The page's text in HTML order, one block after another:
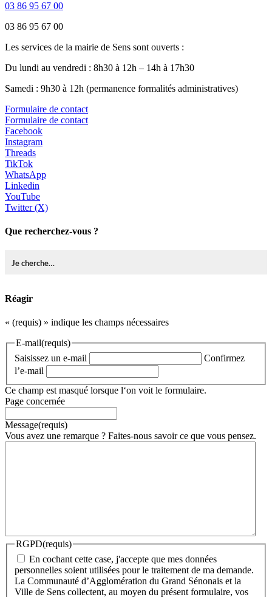
03 86 95 67 00
03 86 95 67 00
Les services de la mairie de Sens sont ouverts :
Du lundi au vendredi : 8h30 à 12h – 14h à 17h30
Samedi : 9h30 à 12h (permanence formalités administratives)
Formulaire de contact
Formulaire de contact
Facebook
Instagram
Threads
TikTok
WhatsApp
Linkedin
YouTube
Twitter (X)
Que recherchez-vous ?
Réagir
« (requis) » indique les champs nécessaires
E-mail(requis)
Saisissez un e-mail
Confirmez
l’e-mail
Ce champ est masqué lorsque l‘on voit le formulaire.
Page concernée
Message(requis)
Vous avez une remarque ? Faites-nous savoir ce que vous pensez.
RGPD(requis)
En cochant cette case, j'accepte que mes données
personnelles soient utilisées pour le traitement de ma demande.
La Communauté d’Agglomération du Grand Sénonais et la
Ville de Sens collectent, au moyen du présent formulaire, vos